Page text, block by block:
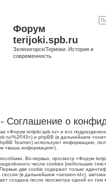
Форум
terijoki.spb.ru
Зеленогорск/Териоки. История и
современность.
Соглашение о
«Форум terijoki.spb.ru» и его
%2F/f3») и phpBB (в дальнейшем
Teams») используют информацию,
«ваша информация»).
Во-первых, просмотр «Форум
числа cookies (небольшие
две cookie содержат только
(в дальнейшем «session-id»),
создана после просмотра одной из